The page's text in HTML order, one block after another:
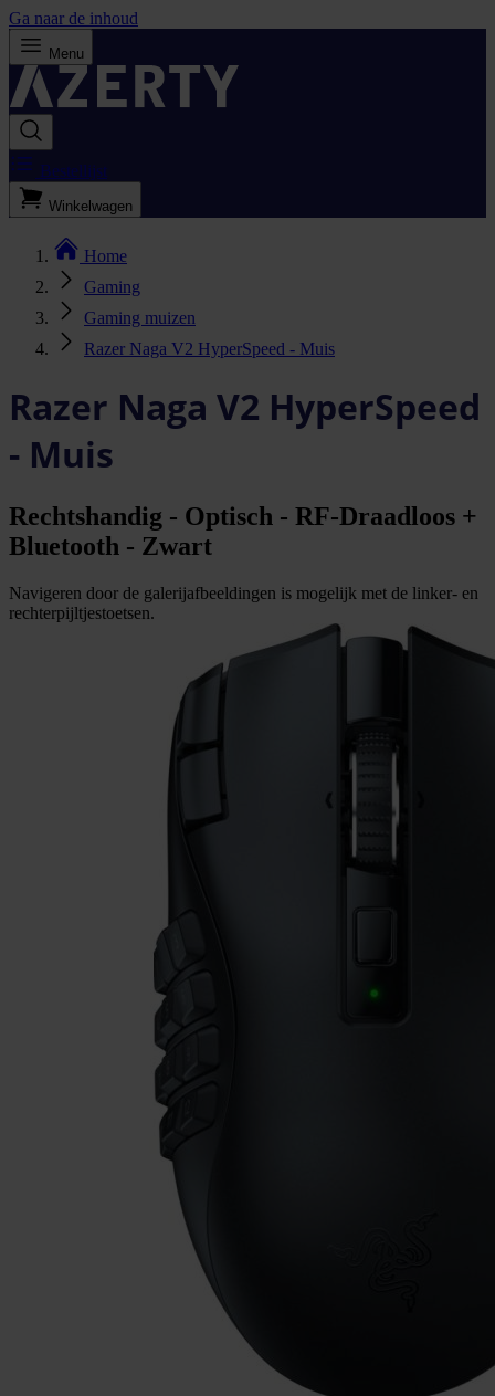
Ga naar de inhoud
Menu
Bestellijst
Winkelwagen
Home
Gaming
Gaming muizen
Razer Naga V2 HyperSpeed - Muis
Razer Naga V2 HyperSpeed
- Muis
Rechtshandig - Optisch - RF-Draadloos +
Bluetooth - Zwart
Navigeren door de galerijafbeeldingen is mogelijk met de linker- en
rechterpijltjestoetsen.